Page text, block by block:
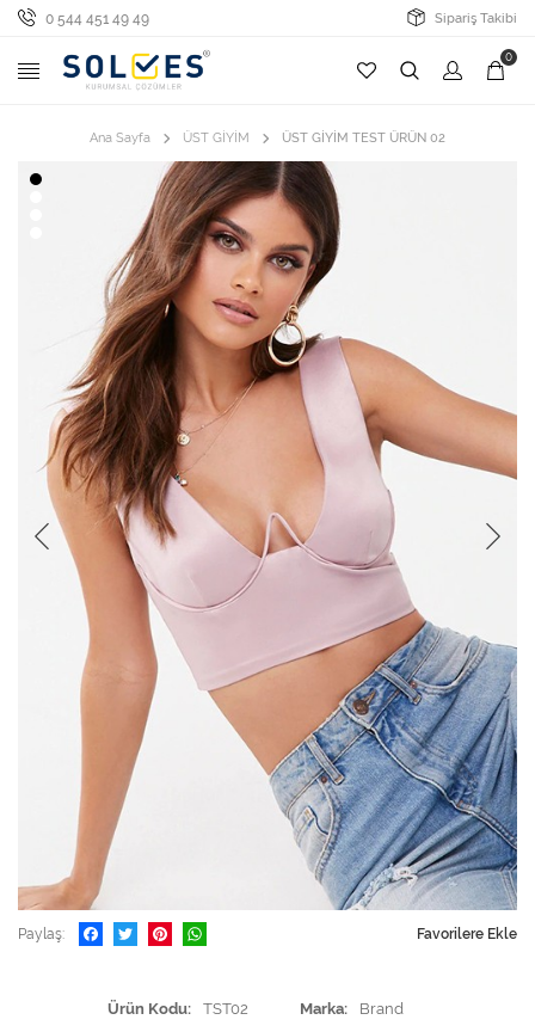
0 544 451 49 49 Sipariş Takibi
0
Ana Sayfa ÜST GİYİM ÜST GİYİM TEST ÜRÜN 02
Paylaş Favorilere Ekle
Ürün Kodu TST02 Marka Brand